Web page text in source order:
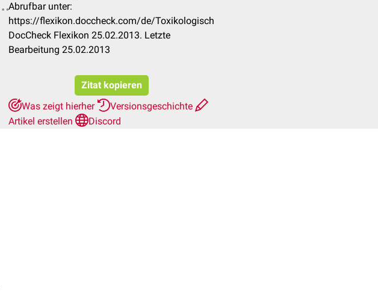
Abrufbar unter:
https://flexikon.doccheck.com/de/Toxikologisch
DocCheck Flexikon 25.02.2013. Letzte
Bearbeitung 25.02.2013
Zitat kopieren
Was zeigt hierher
Versionsgeschichte
Artikel erstellen
Discord